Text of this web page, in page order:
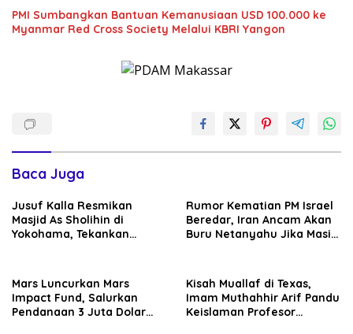
PMI Sumbangkan Bantuan Kemanusiaan USD 100.000 ke
Myanmar Red Cross Society Melalui KBRI Yangon
Baca Juga
Jusuf Kalla Resmikan
Masjid As Sholihin di
Yokohama, Tekankan
Rumor Kematian PM Israel
Beredar, Iran Ancam Akan
Buru Netanyahu Jika Masih
Mars Luncurkan Mars
Impact Fund, Salurkan
Pendanaan 3 Juta Dolar
Kisah Muallaf di Texas,
Imam Muthahhir Arif Pandu
Keislaman Profesor